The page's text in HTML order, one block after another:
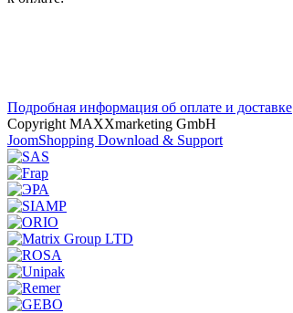
Подробная информация об оплате и доставке
Copyright MAXXmarketing GmbH
JoomShopping Download & Support